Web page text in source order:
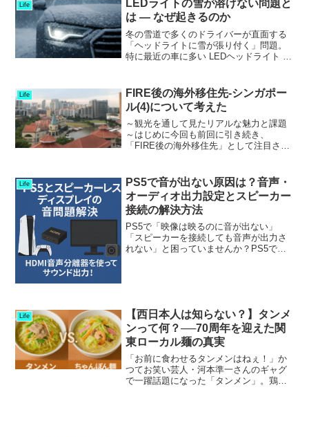
ラー」と呼ばれ、SNSでも...
Life
LEDライトの雪が溶けない問題と
は — なぜ起きるのか
冬の雪道で多くのドライバーが直面する
「ヘッドライトに雪が張り付く」問題。
特に最近の車に多い LEDヘッドライト で
の分「光に変わる電力」が多く、「熱」
として逃げる余剰...
Life
FIRE後の海外移住先-シンガポー
ル(4)について考えた
～観光を通して見たリアルな魅力と課題
～はじめに今回も前回に引き続き、
「FIRE後の海外移住先」として注目され
います。シンガポールは経済的に安定
し、治安も非常に良く、英語...
Life
PS5で音が出ない原因は？音声・
オーディオ出力設定とスピーカー
接続の解決方法
PS5で「映像は映るのに音が出ない」
「スピーカーを接続しても音声が出力さ
れない」と困っていませんか？PS5で音
Life
【西日本人は知らない？】タンメ
ンって何？──70周年を迎えた関
東ローカル麺の真実
「お前に食わせるタンメンはねぇ！」か
つてお笑い芸人・河本準一さんのギャグ
で一躍話題になった「タンメン」。鶏が